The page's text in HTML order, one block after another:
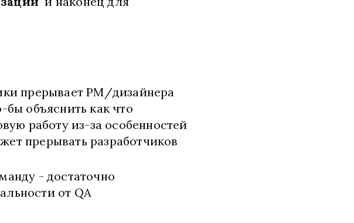
прерывает PM/дизайнера
объяснить как что
работу из-за особенностей
прерывать разработчиков
- достаточно
от QA